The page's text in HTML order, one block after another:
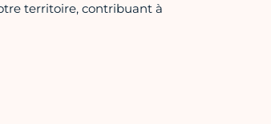
territoire, contribuant à